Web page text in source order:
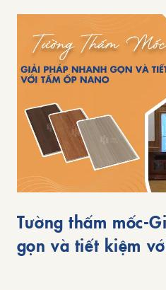
Tường thấm mốc-
gọn và tiết kiệm